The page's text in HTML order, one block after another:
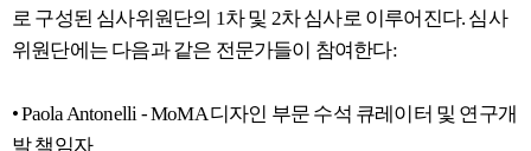
로 구성된 심사위원단의 1차 및 2차 심사로 이루어진다. 심사
위원단에는 다음과 같은 전문가들이 참여한다:
• Paola Antonelli - MoMA 디자인 부문 수석 큐레이터 및 연구개
발 책임자